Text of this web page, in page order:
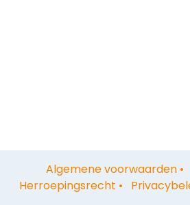
Algemene voorwaarden •
Herroepingsrecht •